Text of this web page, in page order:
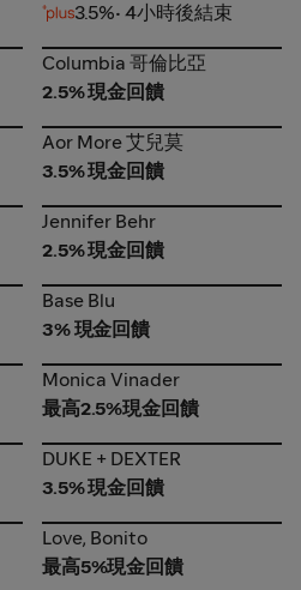
3.5%• 4小時後結束
Columbia 哥倫比亞
Columbia 哥倫比亞
2.5% 現金回饋
Aor More 艾兒莫
Aor More 艾兒莫
3.5% 現金回饋
Jennifer Behr
Jennifer Behr
2.5% 現金回饋
Base Blu
Base Blu
3% 現金回饋
Monica Vinader
Monica Vinader
最高2.5%現金回饋
DUKE + DEXTER
DUKE + DEXTER
3.5% 現金回饋
Love, Bonito
Love, Bonito
最高5%現金回饋